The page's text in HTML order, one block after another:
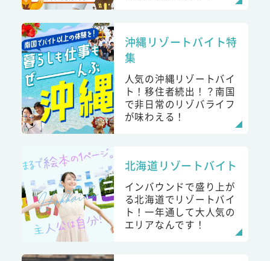
沖縄リゾートバイト特
集
人気の沖縄リゾートバイ
ト！移住者続出！？南国
で非日常のリゾバライフ
が味わえる！
北海道リゾートバイト
インバウンドで盛り上が
る北海道でリゾートバイ
ト！一年通して大人気の
エリアなんです！